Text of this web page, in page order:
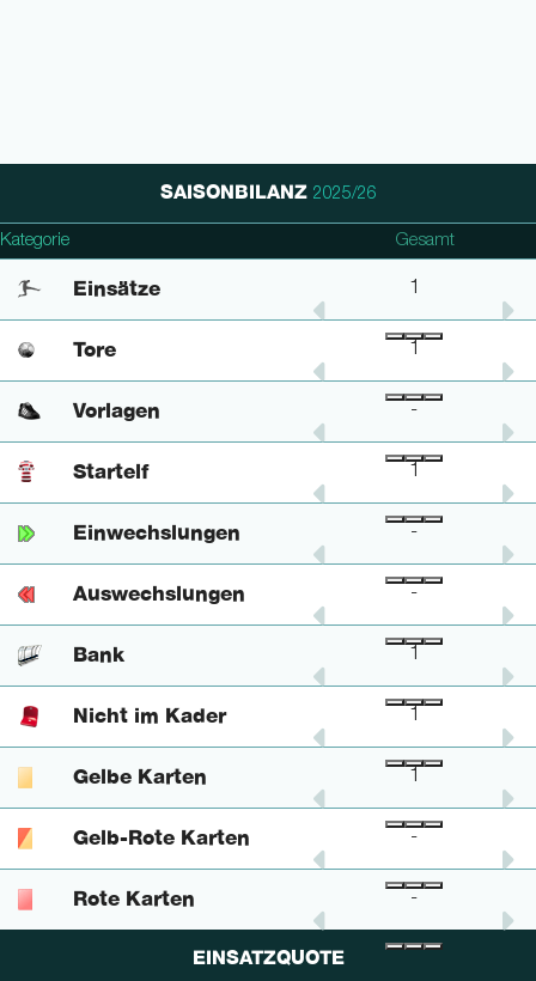
SAISONBILANZ 2025/26
Kategorie
1. Bundesliga Gesamt
Einsätze
- 1
Tore
- 1
Vorlagen
- -
Startelf
- 1
Einwechslungen
- -
Auswechslungen
- -
Bank
1 1
Nicht im Kader
1 1
Gelbe Karten
- 1
Gelb-Rote Karten
- -
Rote Karten
- -
EINSATZQUOTE